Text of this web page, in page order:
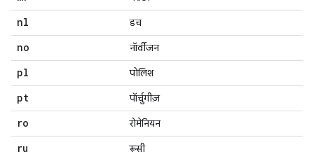
nl डच
no नॉर्वीजन
pl पोलिश
pt पॉर्चुगीज़
ro रोमेनियन
ru रूसी